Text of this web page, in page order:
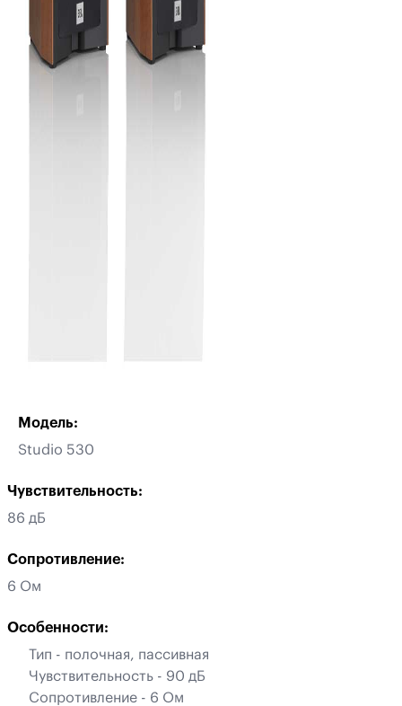
Модель:
Studio 530
Чувствительность:
86 дБ
Сопротивление:
6 Ом
Особенности:
Тип - полочная, пассивная
Чувствительность - 90 дБ
Сопротивление - 6 Ом